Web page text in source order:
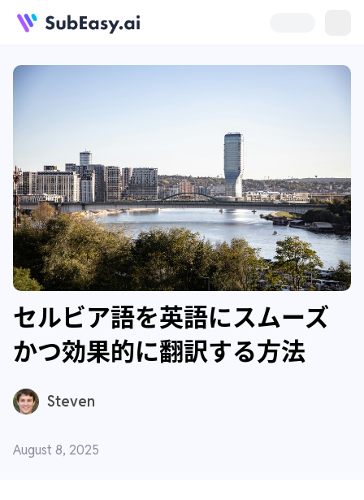
セルビア語を英語にスムーズ
かつ効果的に翻訳する方法
Steven
August 8, 2025